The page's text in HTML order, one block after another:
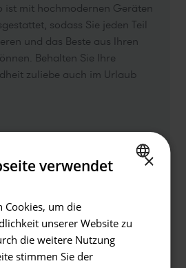
Spa
ist mit hochmodernen Geräten
sodass Sie jeden Teil
und das Beste aus Ihren
Behalten Sie Ihre
zuliebe auch im Urlaub
×
verwendet
Cookies, um die
unserer Website zu
die weitere Nutzung
stimmen Sie der